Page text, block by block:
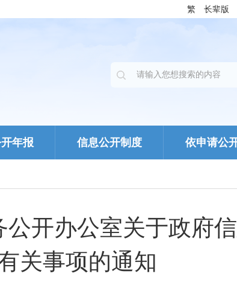
繁 长辈版
年报 信息公开制度 依申请公
开办公室关于政府
关事项的通知